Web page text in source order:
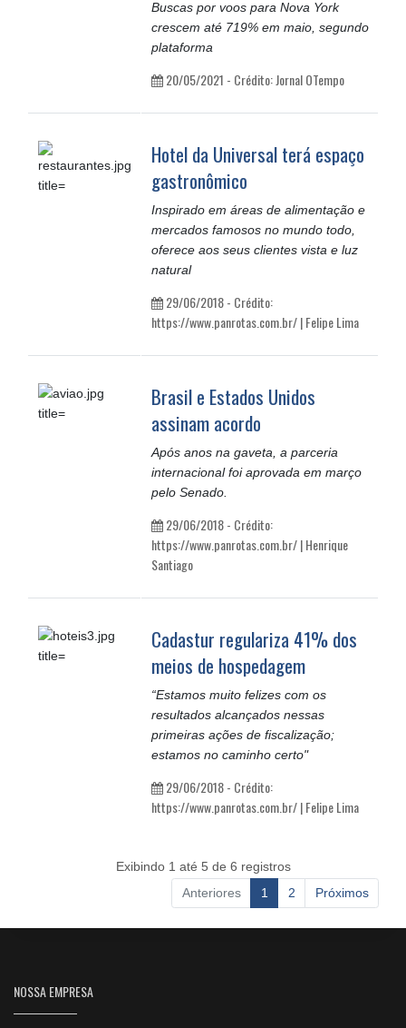
Buscas por voos para Nova York
crescem até 719% em maio, segundo
plataforma
20/05/2021 - Crédito: Jornal OTempo
Hotel da Universal terá espaço
gastronômico
Inspirado em áreas de alimentação e
mercados famosos no mundo todo,
oferece aos seus clientes vista e luz
natural
29/06/2018 - Crédito:
https://www.panrotas.com.br/ | Felipe Lima
Brasil e Estados Unidos
assinam acordo
Após anos na gaveta, a parceria
internacional foi aprovada em março
pelo Senado.
29/06/2018 - Crédito:
https://www.panrotas.com.br/ | Henrique
Santiago
Cadastur regulariza 41% dos
meios de hospedagem
“Estamos muito felizes com os
resultados alcançados nessas
primeiras ações de fiscalização;
estamos no caminho certo"
29/06/2018 - Crédito:
https://www.panrotas.com.br/ | Felipe Lima
Exibindo 1 até 5 de 6 registros
Anteriores
1 2 Próximos
NOSSA EMPRESA